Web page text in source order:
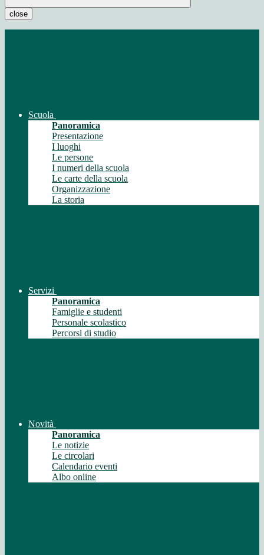
close
Scuola
Panoramica
Presentazione
I luoghi
Le persone
I numeri della scuola
Le carte della scuola
Organizzazione
La storia
Servizi
Panoramica
Famiglie e studenti
Personale scolastico
Percorsi di studio
Novità
Panoramica
Le notizie
Le circolari
Calendario eventi
Albo online